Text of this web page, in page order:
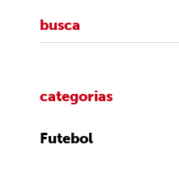
categorias
Futebol